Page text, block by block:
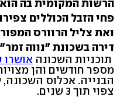
הרשות המקומית בה הוא
פחי הזבל הכוללים
ואת צליל הרוורס
דירה בשכונת "נווה
תוכניות השכונה אושרו
מספר חודשים והן
צפוי תוך 3 שנים.